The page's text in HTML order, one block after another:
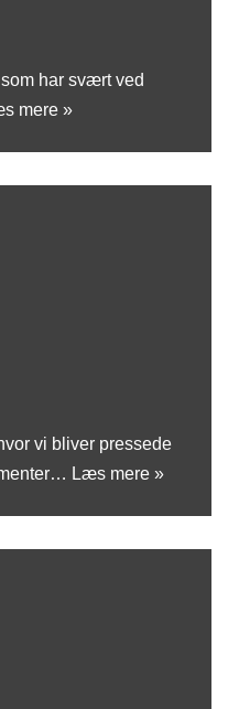
har svært ved
mere »
vi bliver pressede
Læs mere »